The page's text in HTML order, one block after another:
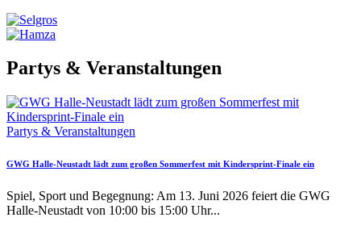
Partys & Veranstaltungen
Partys & Veranstaltungen
GWG Halle-Neustadt lädt zum großen Sommerfest mit Kindersprint-Finale ein
Spiel, Sport und Begegnung: Am 13. Juni 2026 feiert die GWG
Halle-Neustadt von 10:00 bis 15:00 Uhr...